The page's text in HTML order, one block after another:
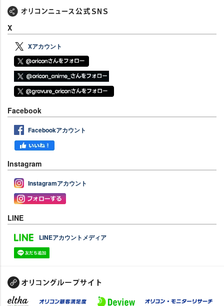
X
Xアカウント
Facebook
Facebookアカウント
Instagram
Instagramアカウント
LINE
LINEアカウントメディア